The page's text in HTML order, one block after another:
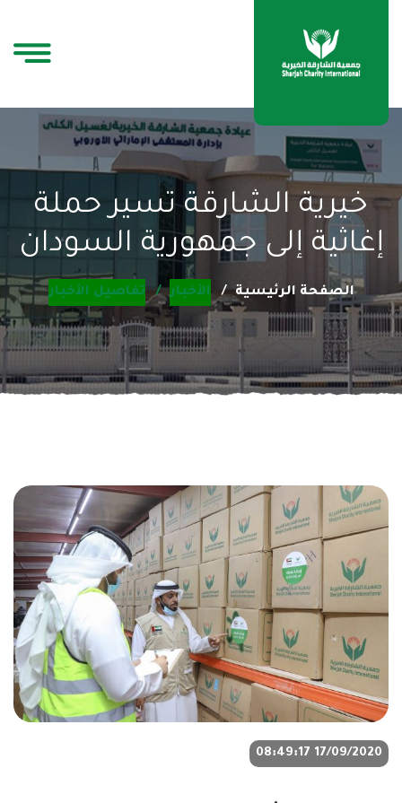
خيرية الشارقة تسير حملة
إغاثية إلى جمهورية السودان
الصفحة الرئيسية الأخبار تفاصيل الأخبار
17/09/2020 08:49:17